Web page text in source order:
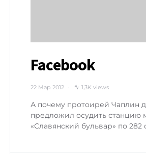
Facebook
22 Мар 2012 1,3K views
А почему протоирей Чаплин
предложил осудить станцию
«Славянский бульвар» по 282